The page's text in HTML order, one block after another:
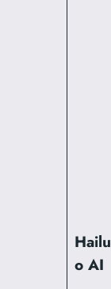
Hailu
o AI